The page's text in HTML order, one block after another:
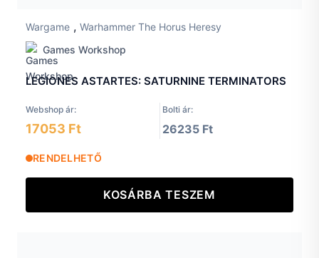
Wargame , Warhammer The Horus Heresy
Games Workshop
LEGIONES ASTARTES: SATURNINE TERMINATORS
Webshop ár: Bolti ár:
17053 Ft 26235 Ft
RENDELHETŐ
KOSÁRBA TESZEM